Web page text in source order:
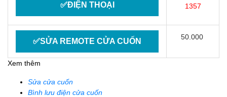
✅ĐIỆN THOẠI
1357
✅SỬA REMOTE CỬA CUỐN 50.000
Xem thêm
Sửa cửa cuốn
Bình lưu điện cửa cuốn